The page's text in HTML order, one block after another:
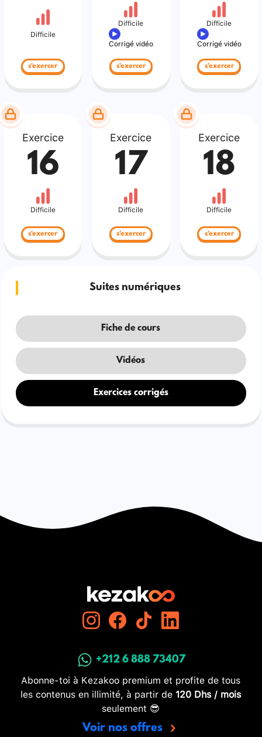
Difficile
s'exercer
Difficile
Corrigé vidéo
s'exercer
Difficile
Corrigé vidéo
s'exercer
Exercice
16
Difficile
s'exercer
Exercice
17
Difficile
s'exercer
Exercice
18
Difficile
s'exercer
Suites numériques
Fiche de cours
Vidéos
Exercices corrigés
+212 6 888 73407
Abonne-toi à Kezakoo premium et profite de tous
les contenus en illimité, à partir de 120 Dhs / mois
seulement 😎
Voir nos offres